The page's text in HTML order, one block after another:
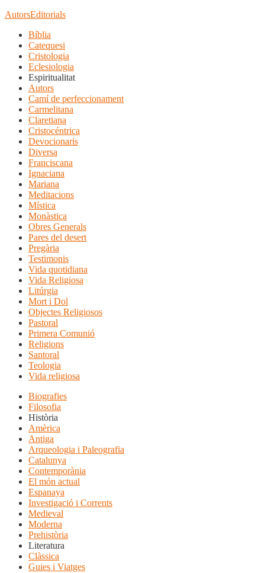
AutorsEditorials
Bíblia
Catequesi
Cristologia
Eclesiologia
Espiritualitat
Autors
Camí de perfeccionament
Carmelitana
Claretiana
Cristocéntrica
Devocionaris
Diversa
Franciscana
Ignaciana
Mariana
Meditacions
Mística
Monàstica
Obres Generals
Pares del desert
Pregària
Testimonis
Vida quotidiana
Vida Religiosa
Litúrgia
Mort i Dol
Objectes Religiosos
Pastoral
Primera Comunió
Religions
Santoral
Teologia
Vida religiosa
Biografies
Filosofia
Història
Amèrica
Antiga
Arqueologia i Paleografia
Catalunya
Contemporània
El món actual
Espanaya
Investigació i Corrents
Medieval
Moderna
Prehistòria
Literatura
Clàssica
Guies i Viatges